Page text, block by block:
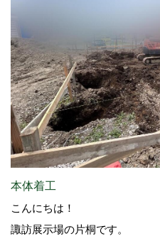
本体着工
こんにちは！
諏訪展示場の片桐です。